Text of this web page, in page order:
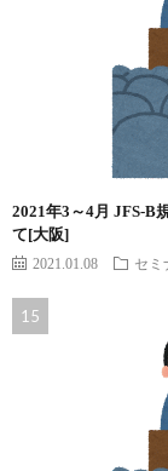
2021年3～4月 JFS-B
て[大阪]
2021.01.08 セミ